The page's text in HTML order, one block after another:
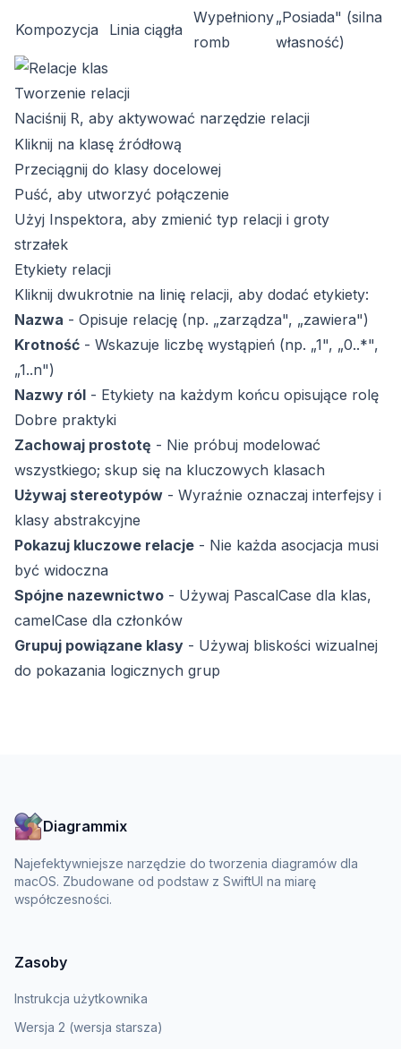
Kompozycja Linia ciągła
Wypełniony
romb
„Posiada" (silna
własność)
Tworzenie relacji
Naciśnij R, aby aktywować narzędzie relacji
Kliknij na klasę źródłową
Przeciągnij do klasy docelowej
Puść, aby utworzyć połączenie
Użyj Inspektora, aby zmienić typ relacji i groty
strzałek
Etykiety relacji
Kliknij dwukrotnie na linię relacji, aby dodać etykiety:
Nazwa - Opisuje relację (np. „zarządza", „zawiera")
Krotność - Wskazuje liczbę wystąpień (np. „1", „0..*",
„1..n")
Nazwy ról - Etykiety na każdym końcu opisujące rolę
Dobre praktyki
Zachowaj prostotę - Nie próbuj modelować
wszystkiego; skup się na kluczowych klasach
Używaj stereotypów - Wyraźnie oznaczaj interfejsy i
klasy abstrakcyjne
Pokazuj kluczowe relacje - Nie każda asocjacja musi
być widoczna
Spójne nazewnictwo - Używaj PascalCase dla klas,
camelCase dla członków
Grupuj powiązane klasy - Używaj bliskości wizualnej
do pokazania logicznych grup
Diagrammix
Najefektywniejsze narzędzie do tworzenia diagramów dla
macOS. Zbudowane od podstaw z SwiftUI na miarę
współczesności.
Zasoby
Instrukcja użytkownika
Wersja 2 (wersja starsza)